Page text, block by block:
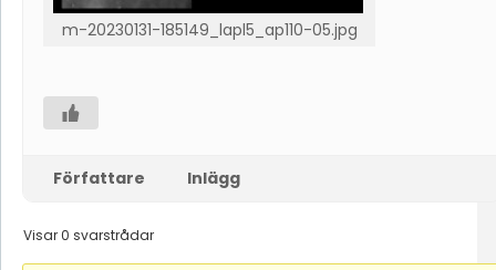
m-20230131-185149_lapl5_ap110-05.jpg
Författare Inlägg
Visar 0 svarstrådar